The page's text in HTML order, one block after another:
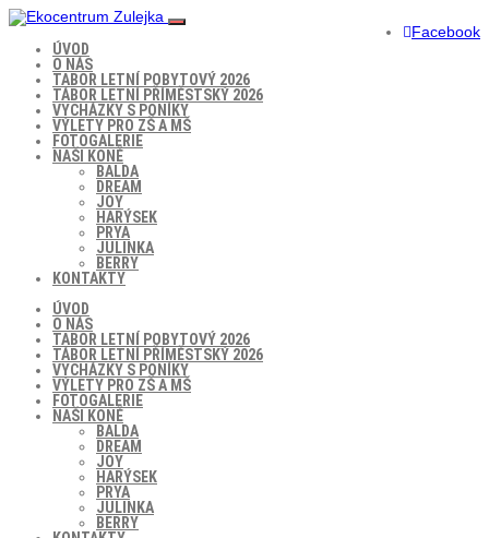
Facebook
ÚVOD
O NÁS
TABOR LETNÍ POBYTOVÝ 2026
TÁBOR LETNÍ PŘÍMĚSTSKÝ 2026
VYCHÁZKY S PONÍKY
VÝLETY PRO ZŠ A MŠ
FOTOGALERIE
NAŠI KONĚ
BALDA
DREAM
JOY
HARÝSEK
PRYA
JULINKA
BERRY
KONTAKTY
ÚVOD
O NÁS
TABOR LETNÍ POBYTOVÝ 2026
TÁBOR LETNÍ PŘÍMĚSTSKÝ 2026
VYCHÁZKY S PONÍKY
VÝLETY PRO ZŠ A MŠ
FOTOGALERIE
NAŠI KONĚ
BALDA
DREAM
JOY
HARÝSEK
PRYA
JULINKA
BERRY